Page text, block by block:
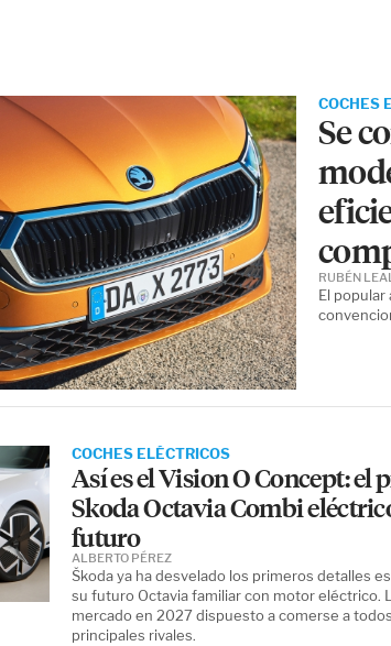
COCHES
Se
El
RUBÉN
COCHES ELÉCTRICOS
Así es el Vision O Concept: el
Skoda Octavia Combi
futuro
Škoda ya ha desvelado los primeros detalles
su futuro Octavia familiar con motor eléctrico.
mercado en 2027 dispuesto a comerse a
principales rivales.
ALBERTO PÉREZ